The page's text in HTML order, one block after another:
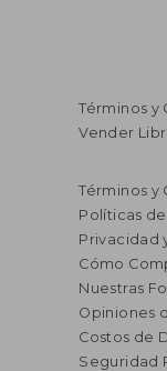
Términos y
Vender
Términos y
Políticas
Privacidad
Cómo
Nuestras
Opiniones
Costos de
Seguridad